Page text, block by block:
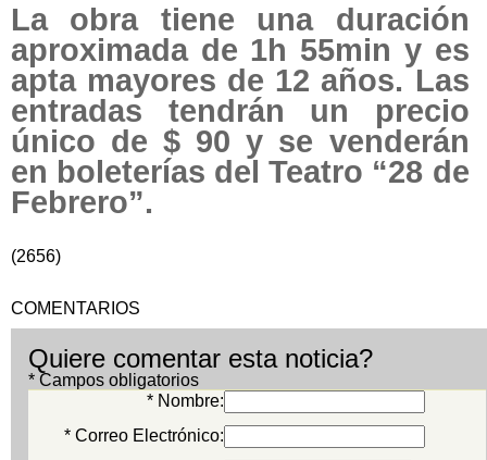
La obra tiene una duración
aproximada de 1h 55min y es
apta mayores de 12 años. Las
entradas tendrán un precio
único de $ 90 y se venderán
en boleterías del Teatro “28 de
Febrero”.
(2656)
COMENTARIOS
Quiere comentar esta noticia?
* Campos obligatorios
* Nombre:
* Correo Electrónico: